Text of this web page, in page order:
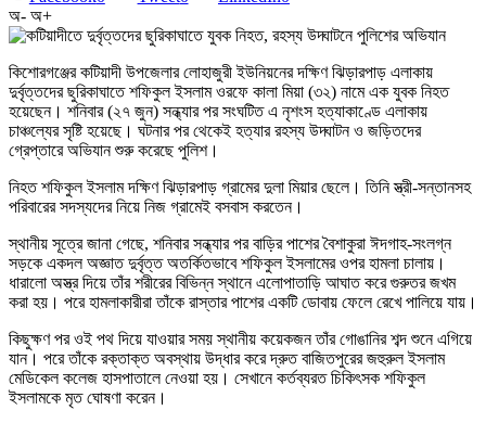
অ- অ+
কিশোরগঞ্জের কটিয়াদী উপজেলার লোহাজুরী ইউনিয়নের দক্ষিণ ঝিড়ারপাড় এলাকায়
দুর্বৃত্তদের ছুরিকাঘাতে শফিকুল ইসলাম ওরফে কালা মিয়া (৩২) নামে এক যুবক নিহত
হয়েছেন। শনিবার (২৭ জুন) সন্ধ্যার পর সংঘটিত এ নৃশংস হত্যাকাণ্ডে এলাকায়
চাঞ্চল্যের সৃষ্টি হয়েছে। ঘটনার পর থেকেই হত্যার রহস্য উদ্ঘাটন ও জড়িতদের
গ্রেপ্তারে অভিযান শুরু করেছে পুলিশ।
নিহত শফিকুল ইসলাম দক্ষিণ ঝিড়ারপাড় গ্রামের দুলা মিয়ার ছেলে। তিনি স্ত্রী-সন্তানসহ
পরিবারের সদস্যদের নিয়ে নিজ গ্রামেই বসবাস করতেন।
স্থানীয় সূত্রে জানা গেছে, শনিবার সন্ধ্যার পর বাড়ির পাশের বৈশাকুরা ঈদগাহ-সংলগ্ন
সড়কে একদল অজ্ঞাত দুর্বৃত্ত অতর্কিতভাবে শফিকুল ইসলামের ওপর হামলা চালায়।
ধারালো অস্ত্র দিয়ে তাঁর শরীরের বিভিন্ন স্থানে এলোপাতাড়ি আঘাত করে গুরুতর জখম
করা হয়। পরে হামলাকারীরা তাঁকে রাস্তার পাশের একটি ডোবায় ফেলে রেখে পালিয়ে যায়।
কিছুক্ষণ পর ওই পথ দিয়ে যাওয়ার সময় স্থানীয় কয়েকজন তাঁর গোঙানির শব্দ শুনে এগিয়ে
যান। পরে তাঁকে রক্তাক্ত অবস্থায় উদ্ধার করে দ্রুত বাজিতপুরের জহুরুল ইসলাম
মেডিকেল কলেজ হাসপাতালে নেওয়া হয়। সেখানে কর্তব্যরত চিকিৎসক শফিকুল
ইসলামকে মৃত ঘোষণা করেন।